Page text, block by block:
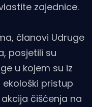
zajednice.
članovi Udruge
posjetili su
u kojem su iz
pristup
čišćenja na